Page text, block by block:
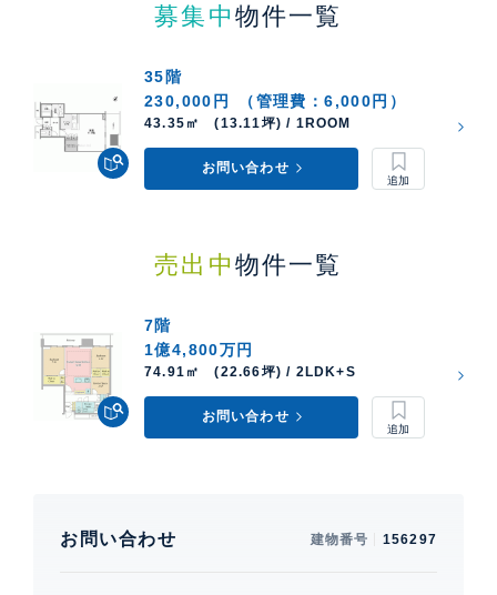
募集中 物件一覧
35階
230,000円
（管理費：6,000円）
43.35㎡ (13.11坪) / 1ROOM
お問い合わせ
売出中 物件一覧
7階
1億4,800万円
74.91㎡ (22.66坪) / 2LDK+S
お問い合わせ
お問い合わせ 建物番号 156297